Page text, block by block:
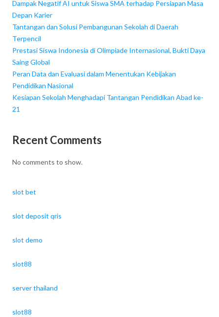
Dampak Negatif AI untuk Siswa SMA terhadap Persiapan Masa
Depan Karier
Tantangan dan Solusi Pembangunan Sekolah di Daerah
Terpencil
Prestasi Siswa Indonesia di Olimpiade Internasional, Bukti Daya
Saing Global
Peran Data dan Evaluasi dalam Menentukan Kebijakan
Pendidikan Nasional
Kesiapan Sekolah Menghadapi Tantangan Pendidikan Abad ke-
21
Recent Comments
No comments to show.
slot bet
slot deposit qris
slot demo
slot88
server thailand
slot88